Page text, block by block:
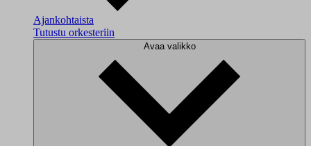
Ajankohtaista
Tutustu orkesteriin
Avaa valikko